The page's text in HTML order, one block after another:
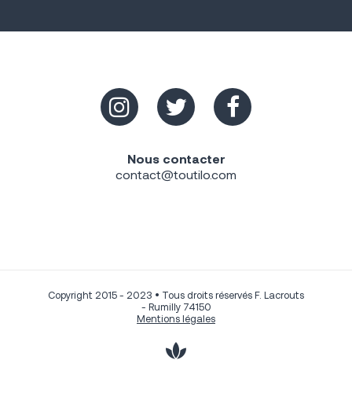
Nous contacter
contact@toutilo.com
Copyright 2015 - 2023 • Tous droits réservés F. Lacrouts
- Rumilly 74150
Mentions légales